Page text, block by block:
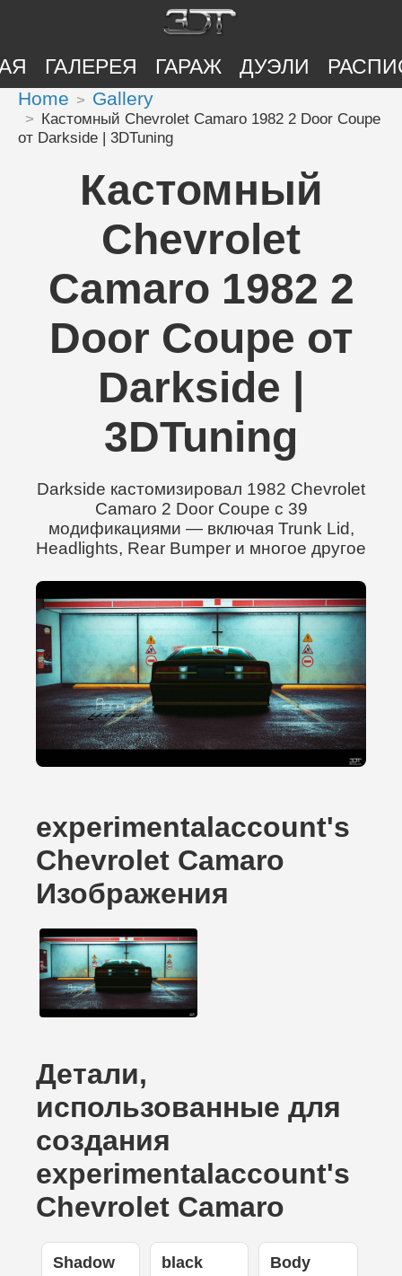
ГАЛЕРЕЯ ГАРАЖ ДУЭЛИ
Home Gallery
Кастомный Chevrolet Camaro 1982 2 Door Coupe
от Darkside | 3DTuning
Кастомный
Chevrolet
Camaro 1982 2
Door Coupe от
Darkside |
3DTuning
Darkside кастомизировал 1982 Chevrolet
Camaro 2 Door Coupe с 39
модификациями — включая Trunk Lid,
Headlights, Rear Bumper и многое другое
experimentalaccount's
Chevrolet Camaro
Изображения
Детали,
использованные для
создания
experimentalaccount's
Chevrolet Camaro
Shadow black Body